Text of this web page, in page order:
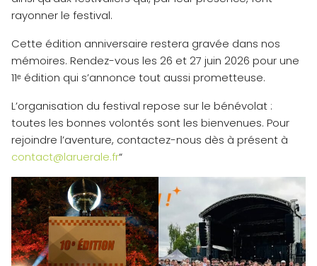
rayonner le festival.
Cette édition anniversaire restera gravée dans nos
mémoires. Rendez-vous les 26 et 27 juin 2026 pour une
11ᵉ édition qui s’annonce tout aussi prometteuse.
L’organisation du festival repose sur le bénévolat :
toutes les bonnes volontés sont les bienvenues. Pour
rejoindre l’aventure, contactez-nous dès à présent à
contact@laruerale.fr“